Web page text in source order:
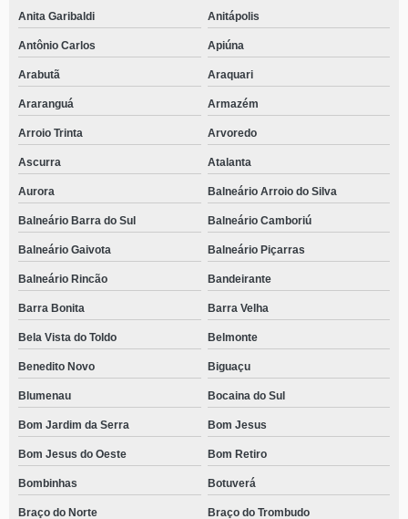
Anita Garibaldi Anitápolis
Antônio Carlos Apiúna
Arabutã Araquari
Araranguá Armazém
Arroio Trinta Arvoredo
Ascurra Atalanta
Aurora Balneário Arroio do Silva
Balneário Barra do Sul Balneário Camboriú
Balneário Gaivota Balneário Piçarras
Balneário Rincão Bandeirante
Barra Bonita Barra Velha
Bela Vista do Toldo Belmonte
Benedito Novo Biguaçu
Blumenau Bocaina do Sul
Bom Jardim da Serra Bom Jesus
Bom Jesus do Oeste Bom Retiro
Bombinhas Botuverá
Braço do Norte Braço do Trombudo